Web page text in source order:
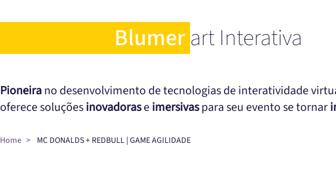
Blumerart Interativa
Pioneirano desenvolvimento de tecnologias de interatividade
oferece soluçõesinovadoraseimersivaspara seu evento se tornar
Home MC DONALDS + REDBULL | GAME AGILIDADE